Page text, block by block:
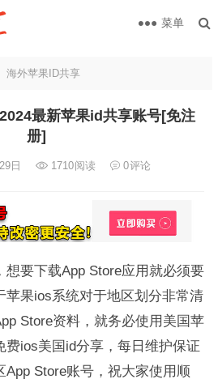
菜单
海外苹果ID共享
最新苹果id共享账号[免注
册]
日 1710阅读 0评论
想要下载App Store应用就必须要
苹果ios系统对于地区划分非常清
Store资料，就务必使用美国苹
费ios美国id分享，每日维护保证
App Store账号，祝大家使用顺